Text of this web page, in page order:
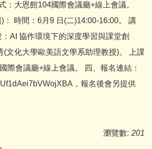
：大恩館104國際會議廳+線上會議。
： 時間：6月9 日(二)14:00-16:00。 講
AI 協作環境下的深度學習與課堂創
(文化大學歐美語文學系助理教授)。 上課
際會議廳+線上會議。 四、報名連結：
，報名後會另提供
瀏覽數: 201